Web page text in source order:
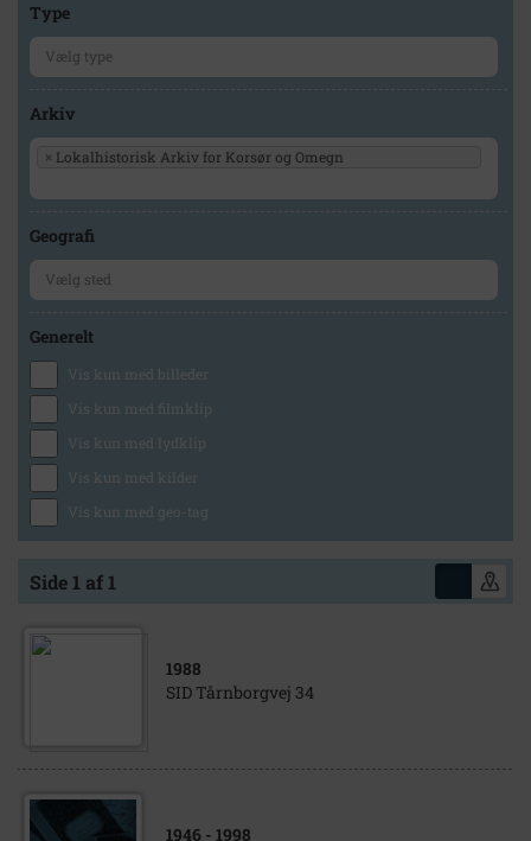
Type
Arkiv
× Lokalhistorisk Arkiv for Korsør og Omegn
Geografi
Generelt
Vis kun med billeder
Vis kun med filmklip
Vis kun med lydklip
Vis kun med kilder
Vis kun med geo-tag
Side 1 af 1
1988
SID Tårnborgvej 34
1946 - 1998